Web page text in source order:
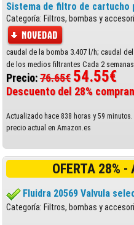
Sistema de filtro de cartucho
Categoría: Filtros, bombas y
caudal de la bomba 3.407 l/h; caudal
de los medios filtrantes Cada 2
Precio:76.65€ 54.55€
Descuento del 28%
Actualizado hace 838 horas y 59
precio actual en Amazon.es
OFERTA 28%
Fluidra 20569 Valvula
Categoría: Filtros, bombas y